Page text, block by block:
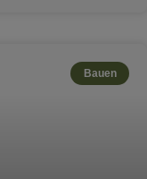
Bauen